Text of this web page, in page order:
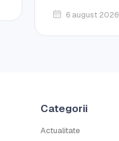
6 august 2026
Categorii
Actualitate